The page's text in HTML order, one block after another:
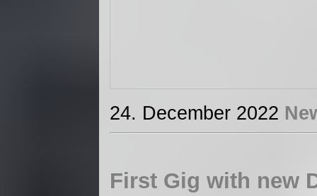
24. December 2022
First Gig with new